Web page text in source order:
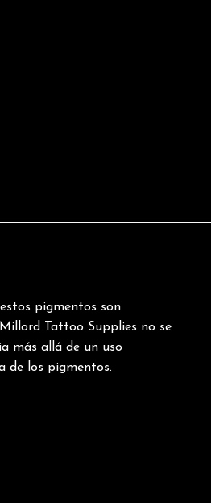
pigmentos son
Tattoo Supplies no se
más allá de un uso
de los pigmentos.